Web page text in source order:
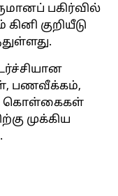
பகிர்வில்
குறியீடு
பணவீக்கம்,
கொள்கைகள்
முக்கிய